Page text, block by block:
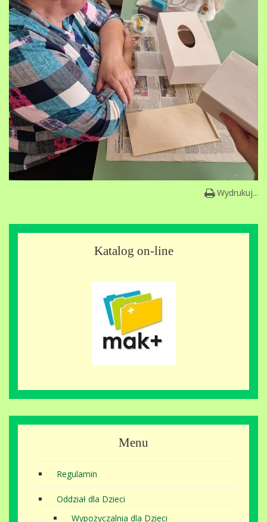
Wydrukuj...
Katalog on-line
Menu
Regulamin
Oddział dla Dzieci
Wypożyczalnia dla Dzieci